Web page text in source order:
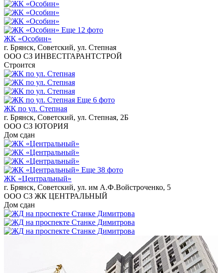
Еще 12 фото
ЖК «Особин»
г. Брянск, Советский, ул. Степная
ООО СЗ ИНВЕСТГАРАНТСТРОЙ
Строится
Еще 6 фото
ЖК по ул. Степная
г. Брянск, Советский, ул. Степная, 2Б
ООО СЗ ЮТОРИЯ
Дом сдан
Еще 38 фото
ЖК «Центральный»
г. Брянск, Советский, ул. им А.Ф.Войстроченко, 5
ООО СЗ ЖК ЦЕНТРАЛЬНЫЙ
Дом сдан